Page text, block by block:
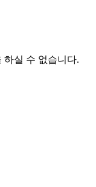
하실 수 없습니다.